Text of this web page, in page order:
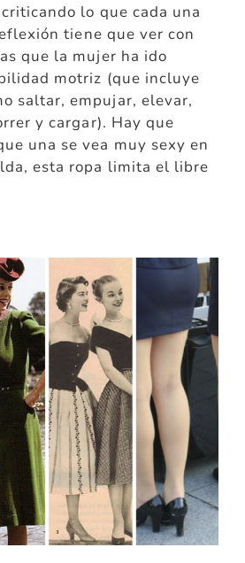
lo que cada una
tiene que ver con
que la mujer ha ido
motriz (que incluye
saltar, empujar, elevar,
y cargar). Hay que
una se vea muy sexy en
esta ropa limita el libre